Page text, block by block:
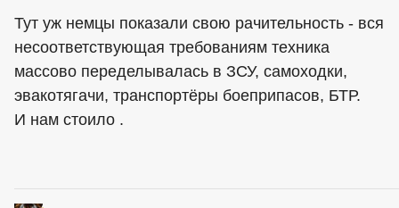
Тут уж немцы показали свою рачительность - вся
несоответствующая требованиям техника
массово переделывалась в ЗСУ, самоходки,
эвакотягачи, транспортёры боеприпасов, БТР.
И нам стоило .